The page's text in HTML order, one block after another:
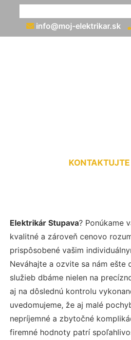
info@moj-elektrikar.sk
Elektrikár Stupava? Ponúkame
kvalitné a zároveň cenovo
prispôsobené vašim
Neváhajte a ozvite sa nám ešte
služieb dbáme nielen na
aj na dôslednú kontrolu
uvedomujeme, že aj malé
nepríjemné a zbytočné
firemné hodnoty patrí